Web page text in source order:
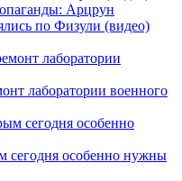
Арцрун
по Физули (видео)
лаборатории военного
сегодня особенно нужны